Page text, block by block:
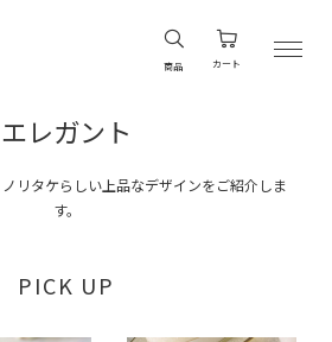
商品 カート
エレガント
リタケらしい上品なデザインをご紹介しま
す。
PICK UP